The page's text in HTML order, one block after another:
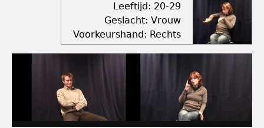
Leeftijd: 20-29
Geslacht: Vrouw
Voorkeurshand: Rechts